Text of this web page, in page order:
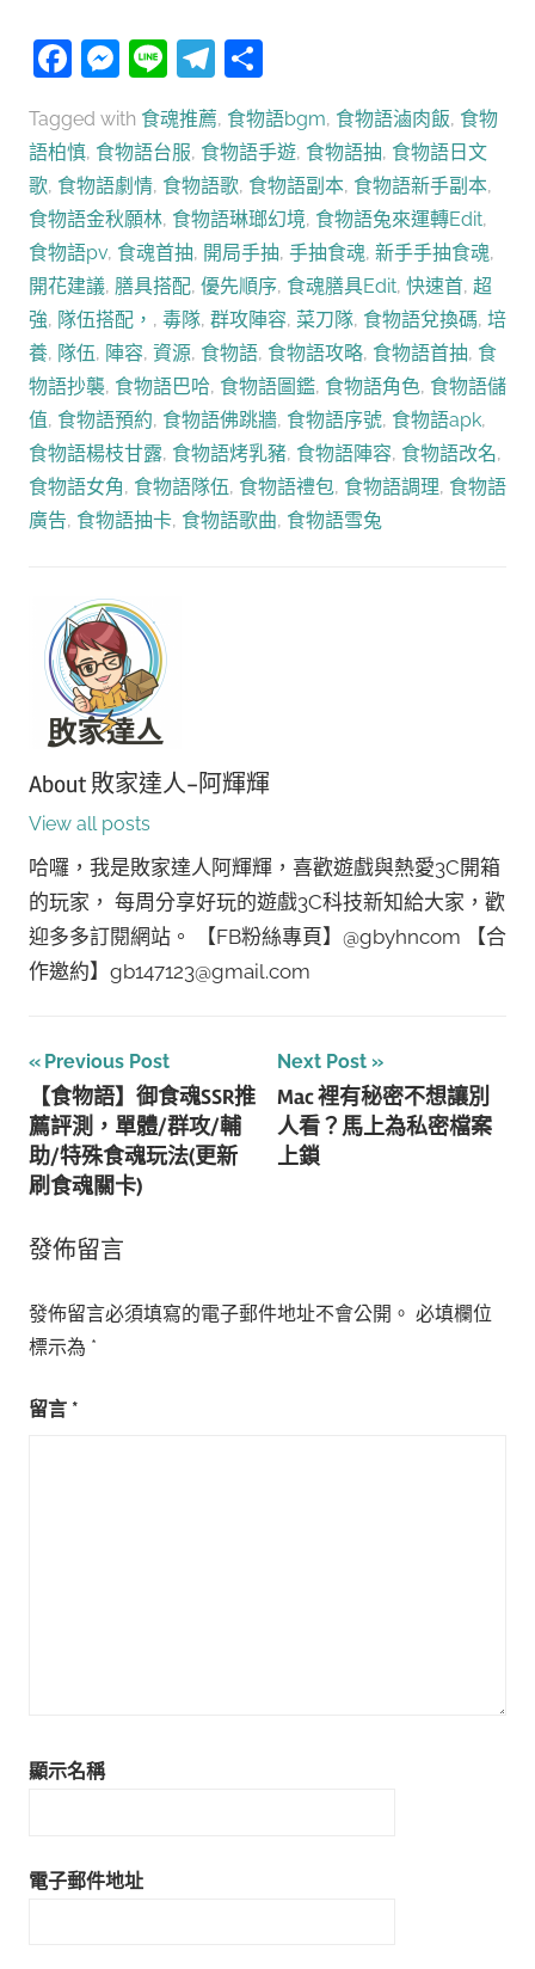
Facebook
Messenger
LineTelegram
Tagged with 食魂推薦, 食物語bgm, 食物語滷肉飯, 食物
語柏慎, 食物語台服, 食物語手遊, 食物語抽, 食物語日文
歌, 食物語劇情, 食物語歌, 食物語副本, 食物語新手副本,
食物語金秋願林, 食物語琳瑯幻境, 食物語兔來運轉Edit,
食物語pv, 食魂首抽, 開局手抽, 手抽食魂, 新手手抽食魂,
開花建議, 膳具搭配, 優先順序, 食魂膳具Edit, 快速首, 超
強, 隊伍搭配， , 毒隊, 群攻陣容, 菜刀隊, 食物語兌換碼, 培
養, 隊伍, 陣容, 資源, 食物語, 食物語攻略, 食物語首抽, 食
物語抄襲, 食物語巴哈, 食物語圖鑑, 食物語角色, 食物語儲
值, 食物語預約, 食物語佛跳牆, 食物語序號, 食物語apk,
食物語楊枝甘露, 食物語烤乳豬, 食物語陣容, 食物語改名,
食物語女角, 食物語隊伍, 食物語禮包, 食物語調理, 食物語
廣告, 食物語抽卡, 食物語歌曲, 食物語雪兔
About敗家達人-阿輝輝
View all posts
哈囉，我是敗家達人阿輝輝，喜歡遊戲與熱愛3C開箱
的玩家， 每周分享好玩的遊戲3C科技新知給大家，歡
迎多多訂閱網站。 【FB粉絲專頁】@gbyhncom 【合
作邀約】gb147123@gmail.com
文
章
導
覽
Previous Post
【食物語】御食魂SSR推
薦評測，單體/群攻/輔
助/特殊食魂玩法(更新
刷食魂關卡)
Next Post
Mac 裡有秘密不想讓別
人看？馬上為私密檔案
上鎖
發佈留言
發佈留言必須填寫的電子郵件地址不會公開。 必填欄位
標示為 *
留言 *
顯示名稱
電子郵件地址